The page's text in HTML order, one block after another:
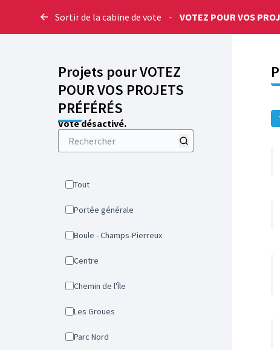
Sortir de la cabine de vote - VOTEZ POUR VOS
Projets pour VOTEZ
POUR VOS PROJETS
PRÉFÉRÉS
Vote désactivé.
Tout
Portée générale
Boule - Champs-Pierreux
Centre
Chemin de l'Île
Les Groues
Parc Nord